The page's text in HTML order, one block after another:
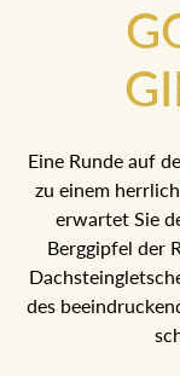
Eine Runde auf
zu einem
erwartet Sie
Berggipfel der
des